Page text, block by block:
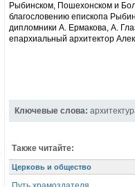
Рыбинском, Пошехонском и
благословению епископа
дипломники А. Ермакова, А.
епархиальный архитектор
Ключевые слова:
Также читайте:
Церковь и общество